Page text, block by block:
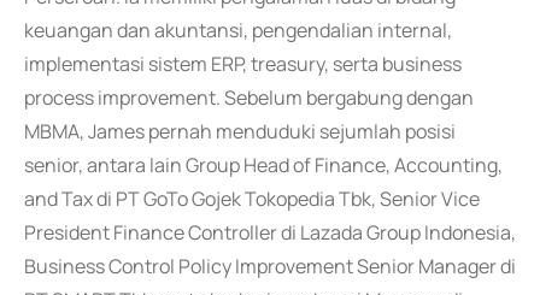
keuangan dan akuntansi, pengendalian internal,
implementasi sistem ERP, treasury, serta business
process improvement. Sebelum bergabung dengan
MBMA, James pernah menduduki sejumlah posisi
senior, antara lain Group Head of Finance, Accounting,
and Tax di PT GoTo Gojek Tokopedia Tbk, Senior Vice
President Finance Controller di Lazada Group Indonesia,
Business Control Policy Improvement Senior Manager di